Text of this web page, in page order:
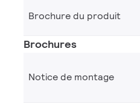
Brochure du produit
Brochures
Notice de montage